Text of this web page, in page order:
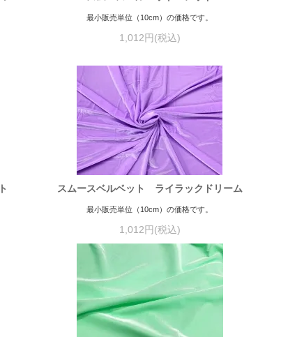
最小販売単位（10cm）の価格です。
1,012円(税込)
スムースベルベット ライラックドリーム
最小販売単位（10cm）の価格です。
1,012円(税込)